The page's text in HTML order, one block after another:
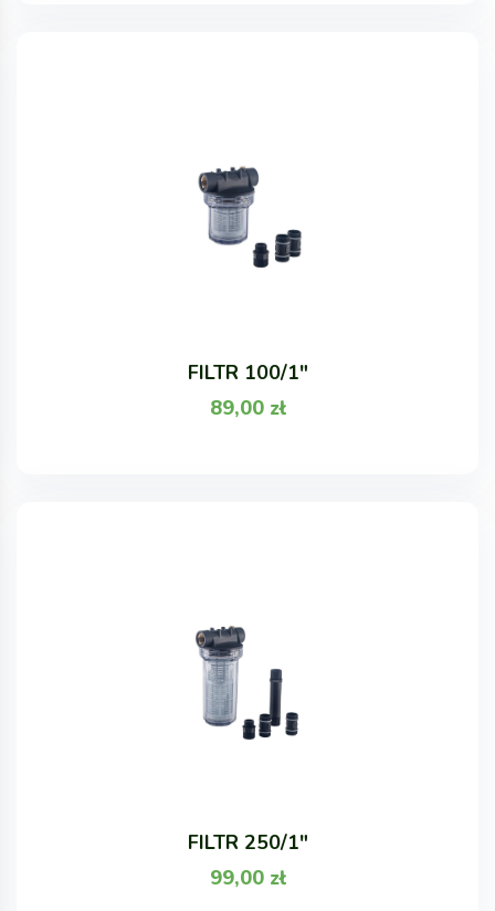
FILTR 100/1"
89,00 zł
FILTR 250/1"
99,00 zł